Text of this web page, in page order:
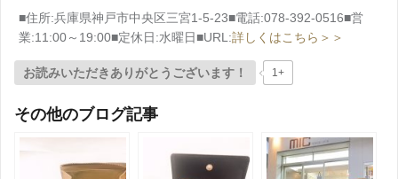
■住所:兵庫県神戸市中央区三宮1-5-23■電話:078-392-0516■営
業:11:00～19:00■定休日:水曜日■URL:詳しくはこちら＞＞
お読みいただきありがとうございます！ 1+
その他のブログ記事